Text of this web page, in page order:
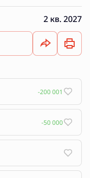
2 кв. 2027
-200 001
-50 000